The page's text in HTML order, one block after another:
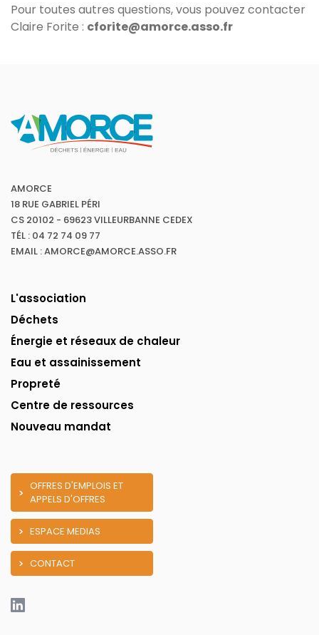
Pour toutes autres questions, vous pouvez contacter
Claire Forite : cforite@amorce.asso.fr
AMORCE
18 RUE GABRIEL PÉRI
CS 20102 - 69623 VILLEURBANNE CEDEX
TÉL : 04 72 74 09 77
EMAIL : AMORCE@AMORCE.ASSO.FR
L'association
Déchets
Énergie et réseaux de chaleur
Eau et assainissement
Propreté
Centre de ressources
Nouveau mandat
OFFRES D'EMPLOIS ET
APPELS D'OFFRES
ESPACE MEDIAS
CONTACT